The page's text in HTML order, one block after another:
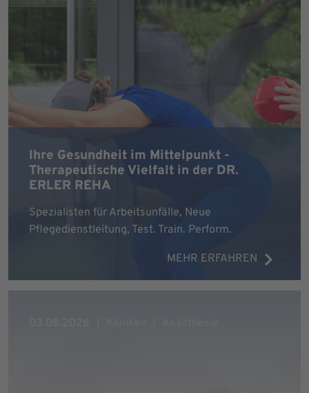
Ihre Gesundheit im Mittelpunkt -
Therapeutische Vielfalt in der DR.
ERLER REHA
Spezialisten für Arbeitsunfälle, Neue
Pflegedienstleitung, Test. Train. Perform.
MEHR ERFAHREN